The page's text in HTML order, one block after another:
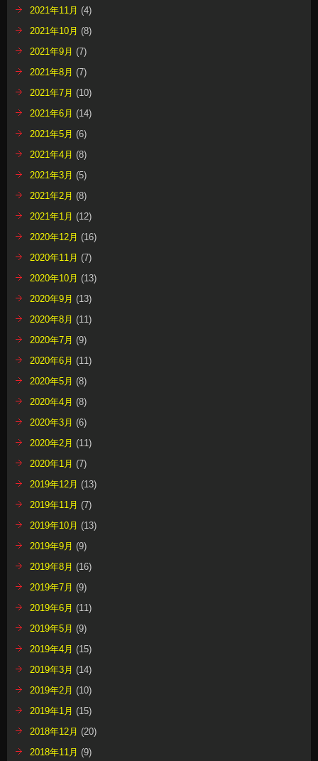
2021年11月 (4)
2021年10月 (8)
2021年9月 (7)
2021年8月 (7)
2021年7月 (10)
2021年6月 (14)
2021年5月 (6)
2021年4月 (8)
2021年3月 (5)
2021年2月 (8)
2021年1月 (12)
2020年12月 (16)
2020年11月 (7)
2020年10月 (13)
2020年9月 (13)
2020年8月 (11)
2020年7月 (9)
2020年6月 (11)
2020年5月 (8)
2020年4月 (8)
2020年3月 (6)
2020年2月 (11)
2020年1月 (7)
2019年12月 (13)
2019年11月 (7)
2019年10月 (13)
2019年9月 (9)
2019年8月 (16)
2019年7月 (9)
2019年6月 (11)
2019年5月 (9)
2019年4月 (15)
2019年3月 (14)
2019年2月 (10)
2019年1月 (15)
2018年12月 (20)
2018年11月 (9)